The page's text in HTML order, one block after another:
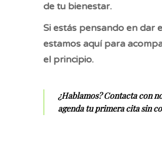
de tu bienestar.
Si estás pensando en dar
estamos aquí para
el principio.
¿Hablamos? Contacta con
agenda tu primera cita sin